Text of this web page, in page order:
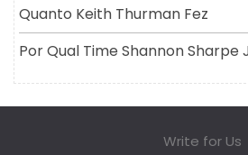
Quanto Keith Thurman Fez
Por Qual Time Shannon Sharpe
Write for Us